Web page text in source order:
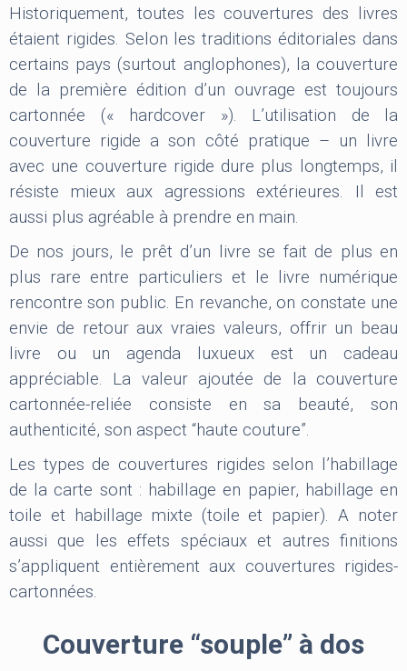
Historiquement, toutes les couvertures des livres
étaient rigides. Selon les traditions éditoriales dans
certains pays (surtout anglophones), la couverture
de la première édition d’un ouvrage est toujours
cartonnée (« hardcover »). L’utilisation de la
couverture rigide a son côté pratique – un livre
avec une couverture rigide dure plus longtemps, il
résiste mieux aux agressions extérieures. Il est
aussi plus agréable à prendre en main.
De nos jours, le prêt d’un livre se fait de plus en
plus rare entre particuliers et le livre numérique
rencontre son public. En revanche, on constate une
envie de retour aux vraies valeurs, offrir un beau
livre ou un agenda luxueux est un cadeau
appréciable. La valeur ajoutée de la couverture
cartonnée-reliée consiste en sa beauté, son
authenticité, son aspect “haute couture”.
Les types de couvertures rigides selon l’habillage
de la carte sont : habillage en papier, habillage en
toile et habillage mixte (toile et papier). A noter
aussi que les effets spéciaux et autres finitions
s’appliquent entièrement aux couvertures rigides-
cartonnées.
Couverture “souple” à dos